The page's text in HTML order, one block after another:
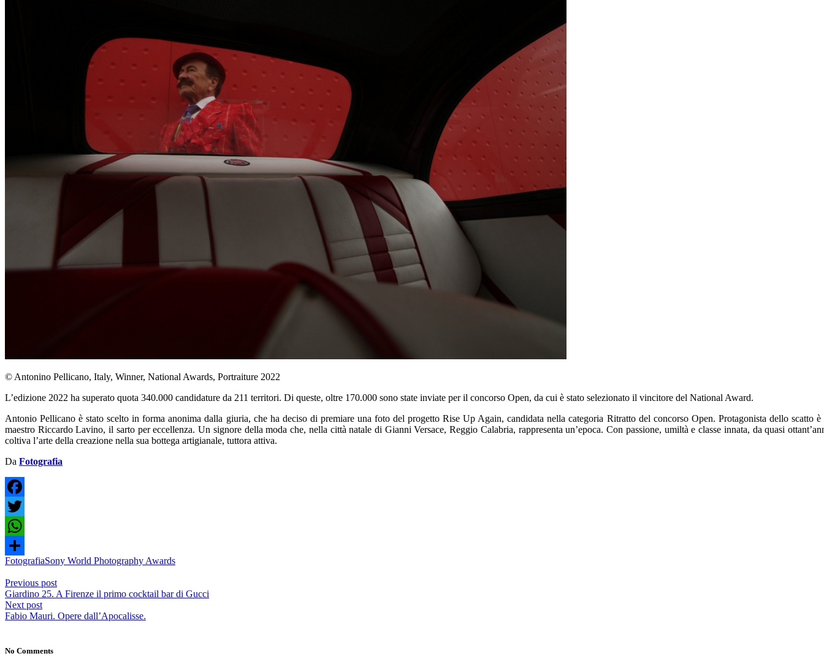
© Antonino Pellicano, Italy, Winner, National Awards, Portraiture 2022
L’edizione 2022 ha superato quota 340.000 candidature da 211 territori. Di queste, oltre 170.000 sono state inviate per il concorso Open, da cui è stato selezionato il vincitore del National Award.
Antonio Pellicano è stato scelto in forma anonima dalla giuria, che ha deciso di premiare una foto del progetto Rise Up Again, candidata nella categoria Ritratto del concorso Open. Protagonista dello scatto
maestro Riccardo Lavino, il sarto per eccellenza. Un signore della moda che, nella città natale di Gianni Versace, Reggio Calabria, rappresenta un’epoca. Con passione, umiltà e classe innata, da quasi
coltiva l’arte della creazione nella sua bottega artigianale, tuttora attiva.
Da Fotografia
Facebook
Twitter
WhatsApp
Share
FotografiaSony World Photography Awards
Previous post
Giardino 25. A Firenze il primo cocktail bar di Gucci
Next post
Fabio Mauri. Opere dall’Apocalisse.
No Comments